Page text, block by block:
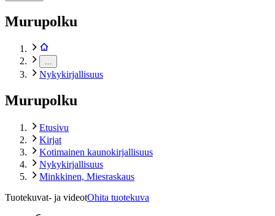
Murupolku
Nykykirjallisuus
Murupolku
Etusivu
Kirjat
Kotimainen kaunokirjallisuus
Nykykirjallisuus
Minkkinen, Miesraskaus
Tuotekuvat- ja videotOhita tuotekuva